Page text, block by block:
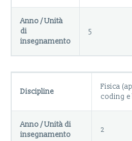
Anno / Unità
di
insegnamento
5
Discipline
Fisica
coding
Anno / Unità di
insegnamento
2